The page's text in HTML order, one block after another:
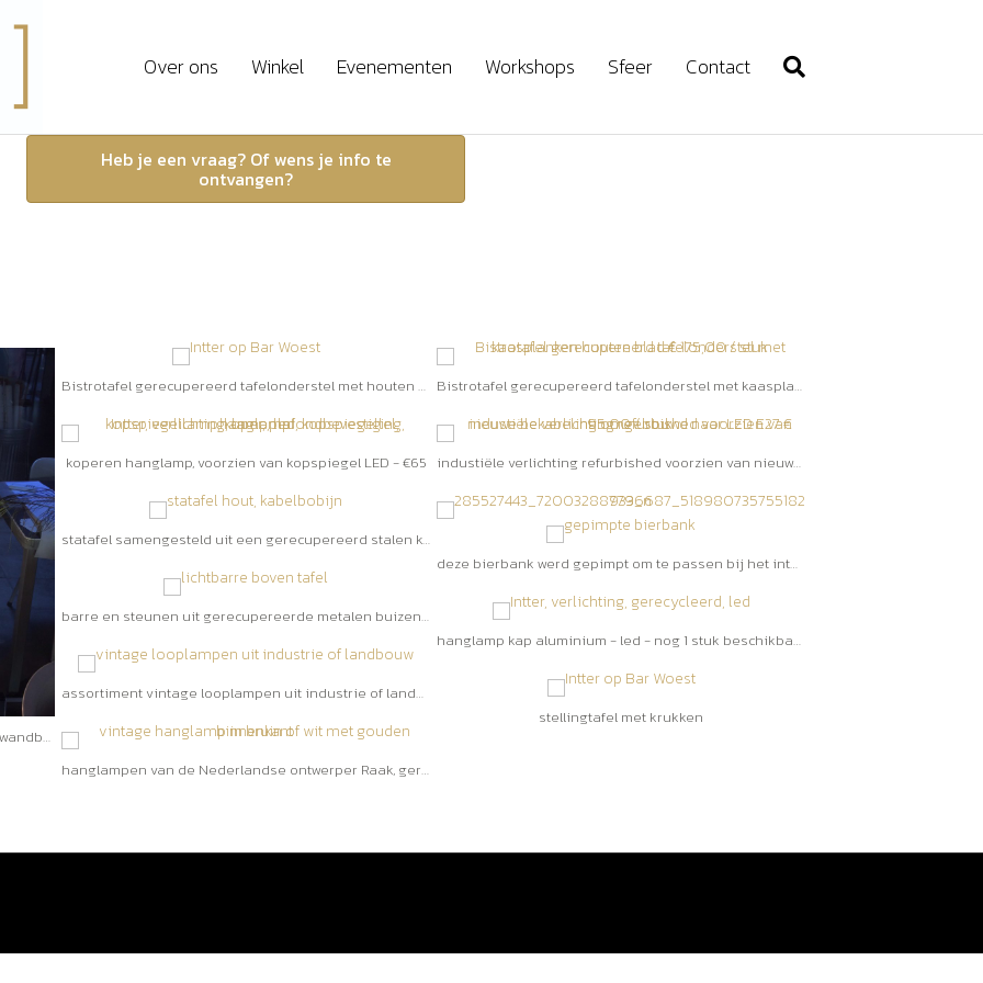
Over ons Winkel Evenementen Workshops Sfeer Contact
under construction ...... more coming soon
Heb je een vraag? Of wens je info te
ontvangen?
industriële EX lamp, omgebouwd naar LED, met wandbeugel - € 375
Bistrotafel gerecupereerd tafelonderstel met houten blad € 175,00 / stuk
koperen hanglamp, voorzien van kopspiegel LED - €65
statafel samengesteld uit een gerecupereerd stalen kolompoot met vierkante voet, samen met een deel van een houten kabelbobijn. Beide met een eigen pattine
barre en steunen uit gerecupereerde metalen buizen. De bevestiging op de tafel gebeurd met een oude houten tafelschroef of sergeant. De horizeontale barre kan ingekort worden op maat van de tafel. Bevestiging op de vertikale steuenen gebeurd door stalen spiraalveren
assortiment vintage looplampen uit industrie of landbouw. Allemaal verschillend met of zonder glazen bokaal, bakelieten handvat, allemaal verschillend
hanglampen van de Nederlandse ontwerper Raak, gerecupereerd en nagekeken.
Bistrotafel gerecupereerd tafelonderstel met kaasplanken houten blad € 175,00 / stuk
industiële verlichting refurbished voorzien van nieuwe bekabeling omgebouwd naar LED E27 € 95,00 / stuk
deze bierbank werd gepimpt om te passen bij het interieur
hanglamp kap aluminium - led - nog 1 stuk beschikbaar - €35/stuk
stellingtafel met krukken